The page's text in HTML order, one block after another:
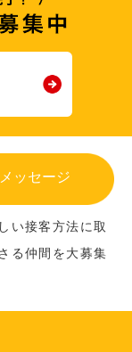
ッセージ
い接客方法に取
る仲間を大募集